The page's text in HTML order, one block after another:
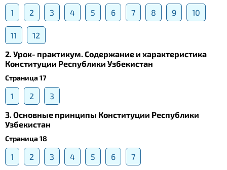
1 2 3 4 5 6 7 8 9 10
11
12
2. Урок- практикум. Содержание и характеристика
Конституции Республики Узбекистан
Страница 17
1 2
3
3. Основные принципы Конституции Республики
Узбекистан
Страница 18
1 2 3 4 5 6
7